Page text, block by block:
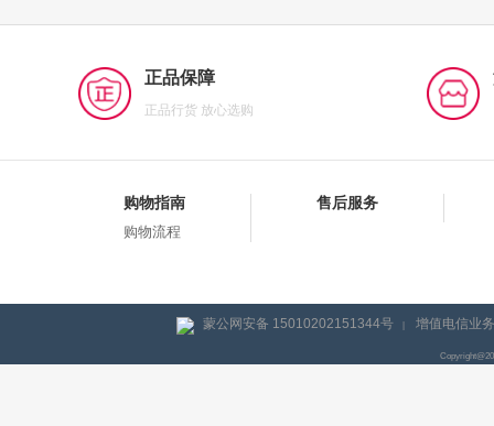
正品保障
正品行货 放心选购
购物指南
购物流程
售后服务
蒙公网安备 15010202151344号 | 增值电信业